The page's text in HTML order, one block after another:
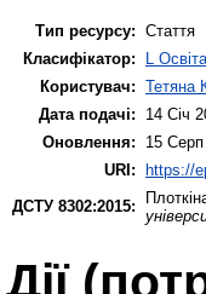
Тип ресурсу: Стаття
Класифікатор:
L Освіта
Користувач: Тетяна
Дата подачі:
14 Січ
Оновлення:
15
URI: https://
ДСТУ 8302:2015:
Дії